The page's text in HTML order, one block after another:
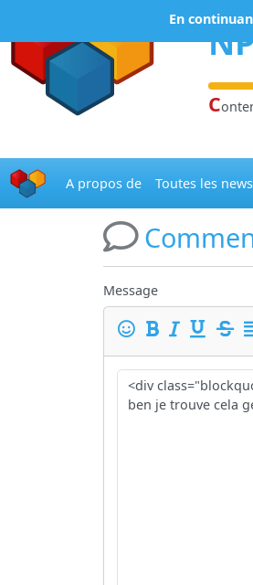
C
A propos de Toutes les news
Message
En